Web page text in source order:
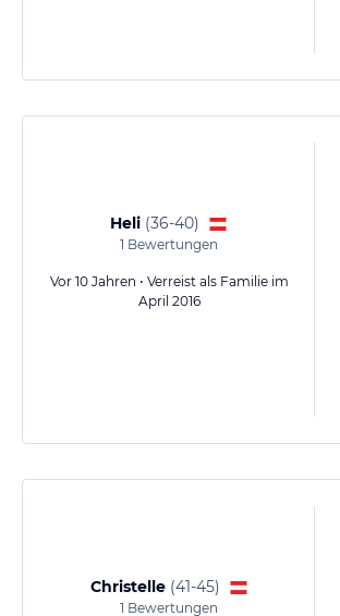
Heli (36-40)
1 Bewertungen
Vor 10 Jahren • Verreist als Familie im
April 2016
Christelle (41-45)
1 Bewertungen